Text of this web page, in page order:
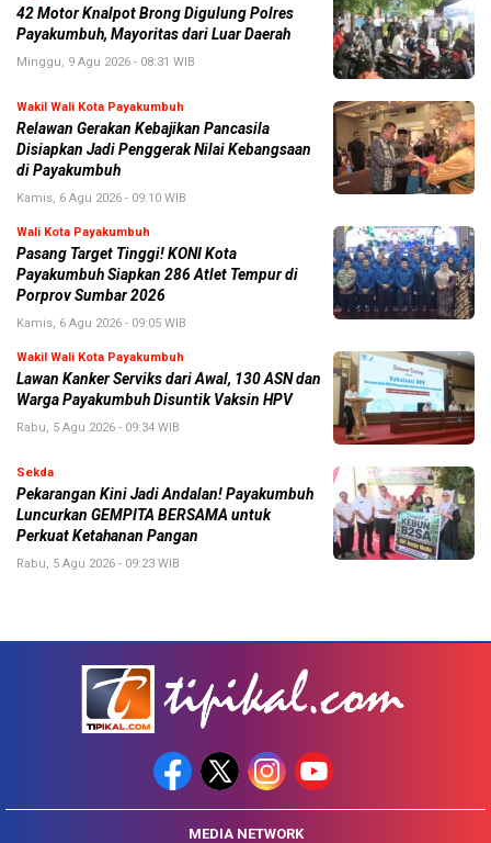
42 Motor Knalpot Brong Digulung Polres
Payakumbuh, Mayoritas dari Luar Daerah
Minggu, 9 Agu 2026 - 08:31 WIB
Wakil Wali Kota Payakumbuh
Relawan Gerakan Kebajikan Pancasila
Disiapkan Jadi Penggerak Nilai Kebangsaan
di Payakumbuh
Kamis, 6 Agu 2026 - 09:10 WIB
Wali Kota Payakumbuh
Pasang Target Tinggi! KONI Kota
Payakumbuh Siapkan 286 Atlet Tempur di
Porprov Sumbar 2026
Kamis, 6 Agu 2026 - 09:05 WIB
Wakil Wali Kota Payakumbuh
Lawan Kanker Serviks dari Awal, 130 ASN dan
Warga Payakumbuh Disuntik Vaksin HPV
Rabu, 5 Agu 2026 - 09:34 WIB
Sekda
Pekarangan Kini Jadi Andalan! Payakumbuh
Luncurkan GEMPITA BERSAMA untuk
Perkuat Ketahanan Pangan
Rabu, 5 Agu 2026 - 09:23 WIB
MEDIA NETWORK